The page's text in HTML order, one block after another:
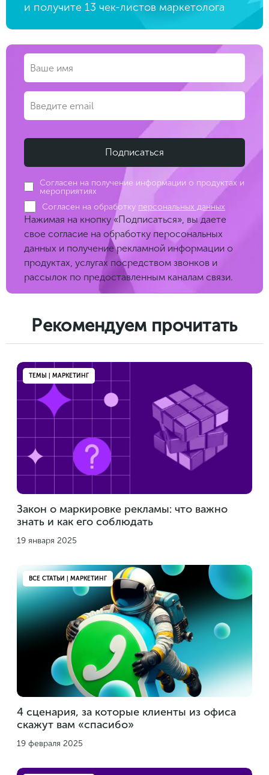
и получите 13 чек-листов маркетолога
Согласен на получение информации о продуктах и
мероприятиях
Согласен на обработку персональных данных
Нажимая на кнопку «Подписаться», вы даете
свое согласие на обработку перосональных
данных и получение рекламной информации о
продуктах, услугах посредством звонков и
рассылок по предоставленным каналам связи.
Рекомендуем прочитать
ТЕМЫ | МАРКЕТИНГ
Закон о маркировке рекламы: что важно
знать и как его соблюдать
19 января 2025
ВСЕ СТАТЬИ | МАРКЕТИНГ
4 сценария, за которые клиенты из офиса
скажут вам «спасибо»
19 февраля 2025